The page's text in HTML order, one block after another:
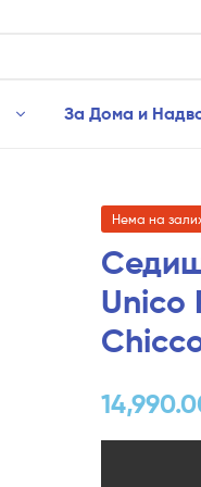
За Дома и
Нема на
Unico